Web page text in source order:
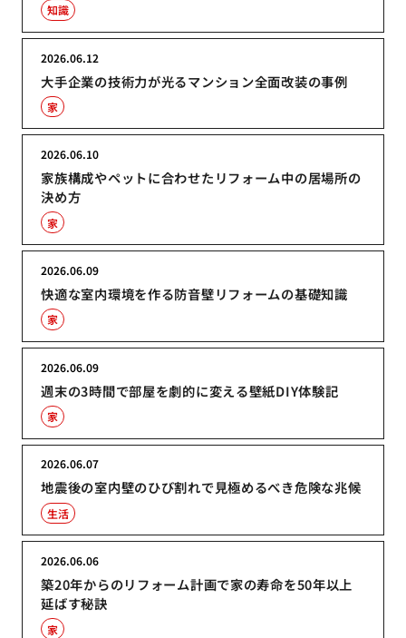
知識
大手企業の技術力が光るマンション全面改装の事例
2026.06.12
家
家族構成やペットに合わせたリフォーム中の居場所の
決め方
2026.06.10
家
快適な室内環境を作る防音壁リフォームの基礎知識
2026.06.09
家
週末の3時間で部屋を劇的に変える壁紙DIY体験記
2026.06.09
家
地震後の室内壁のひび割れで見極めるべき危険な兆候
2026.06.07
生活
築20年からのリフォーム計画で家の寿命を50年以上
延ばす秘訣
2026.06.06
家